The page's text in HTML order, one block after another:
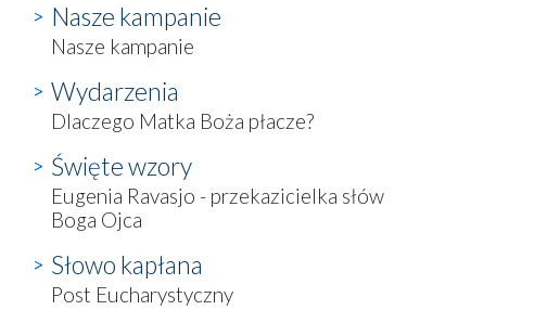
Nasze kampanie
Nasze kampanie
Wydarzenia
Dlaczego Matka Boża płacze?
Święte wzory
Eugenia Ravasjo - przekazicielka słów
Boga Ojca
Słowo kapłana
Post Eucharystyczny